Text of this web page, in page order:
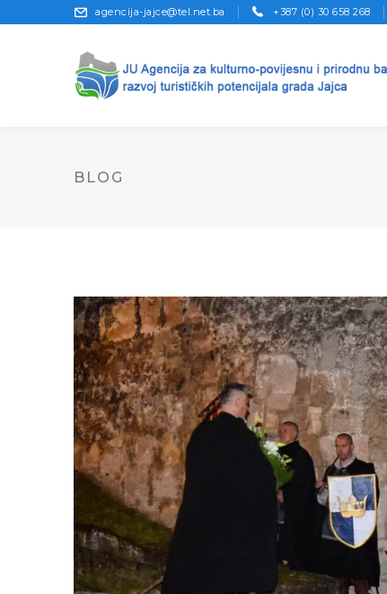
agencija-jajce@tel.net.ba +387 (0) 30 658 268
BLOG